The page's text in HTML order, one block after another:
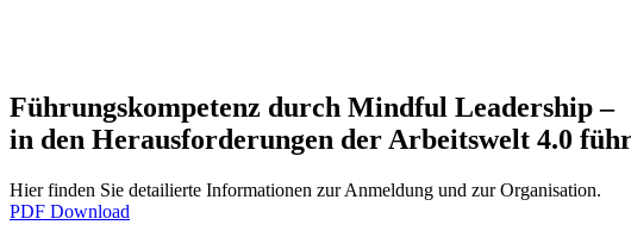
Führungskompetenz durch Mindful Leadership –
in den Herausforderungen der Arbeitswelt 4.0
Hier finden Sie detailierte Informationen zur Anmeldung und zur Organisation.
PDF Download